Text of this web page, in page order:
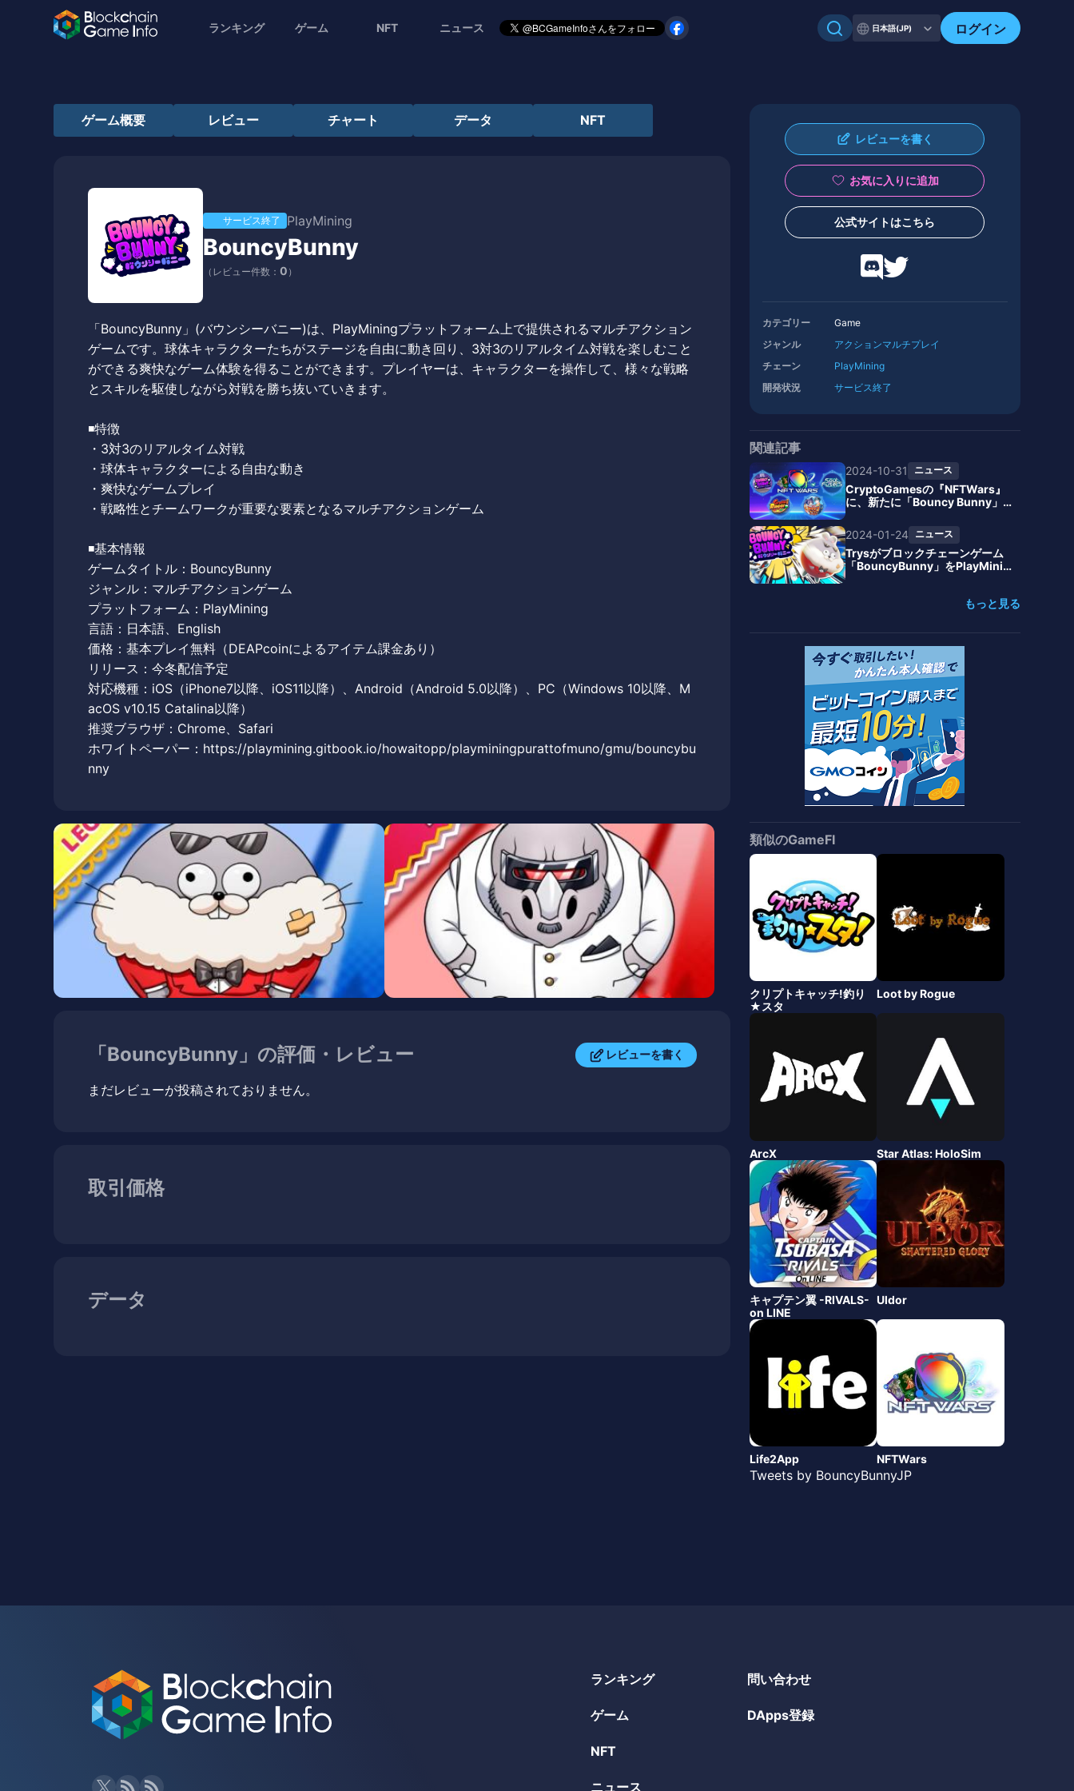
ランキング ゲーム NFT ニュース 日本語(JP) ログイン
ゲーム概要 レビュー チャート データ NFT
サービス終了 PlayMining
BouncyBunny
（レビュー件数： 0 ）
「BouncyBunny」(バウンシーバニー)は、PlayMiningプラットフォーム上で提供されるマルチアクション
ゲームです。球体キャラクターたちがステージを自由に動き回り、3対3のリアルタイム対戦を楽しむこと
ができる爽快なゲーム体験を得ることができます。プレイヤーは、キャラクターを操作して、様々な戦略
とスキルを駆使しながら対戦を勝ち抜いていきます。
◾️特徴
・3対3のリアルタイム対戦
・球体キャラクターによる自由な動き
・爽快なゲームプレイ
・戦略性とチームワークが重要な要素となるマルチアクションゲーム
◾️基本情報
ゲームタイトル：BouncyBunny
ジャンル：マルチアクションゲーム
プラットフォーム：PlayMining
言語：日本語、English
価格：基本プレイ無料（DEAPcoinによるアイテム課金あり）
リリース：今冬配信予定
対応機種：iOS（iPhone7以降、iOS11以降）、Android（Android 5.0以降）、PC（Windows 10以降、M
acOS v10.15 Catalina以降）
推奨ブラウザ：Chrome、Safari
ホワイトペーパー：https://playmining.gitbook.io/howaitopp/playminingpurattofmuno/gmu/bouncybu
nny
「BouncyBunny」の評価・レビュー レビューを書く
まだレビューが投稿されておりません。
取引価格
データ
レビューを書く
お気に入りに追加
公式サイトはこちら
カテゴリー
Game
ジャンル
アクションマルチプレイ
チェーン
PlayMining
開発状況
サービス終了
関連記事
2024-10-31 ニュース
CryptoGamesの『NFTWars』
に、新たに「Bouncy Bunny」
参加
2024-01-24 ニュース
Trysがブロックチェーンゲーム
「BouncyBunny」をPlayMinin
もっと見る
類似のGameFI
クリプトキャッチ!釣り
★スタ
Loot by Rogue
ArcX Star Atlas: HoloSim
キャプテン翼 -RIVALS-
on LINE
Uldor
Life2App NFTWars
Tweets by BouncyBunnyJP
ランキング
ゲーム
NFT
ニュース
問い合わせ
DApps登録